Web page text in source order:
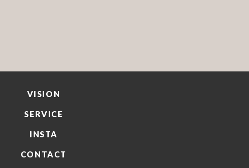
VISION
SERVICE
INSTA
CONTACT